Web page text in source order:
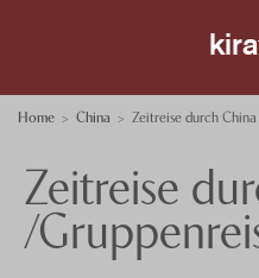
kira
+41 56
Home China Zeitreise durch
Zeitreise
/